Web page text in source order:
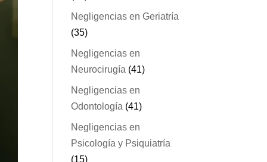
Negligencias en Geriatría
(35)
Negligencias en
Neurocirugía (41)
Negligencias en
Odontología (41)
Negligencias en
Psicología y Psiquiatría
(15)